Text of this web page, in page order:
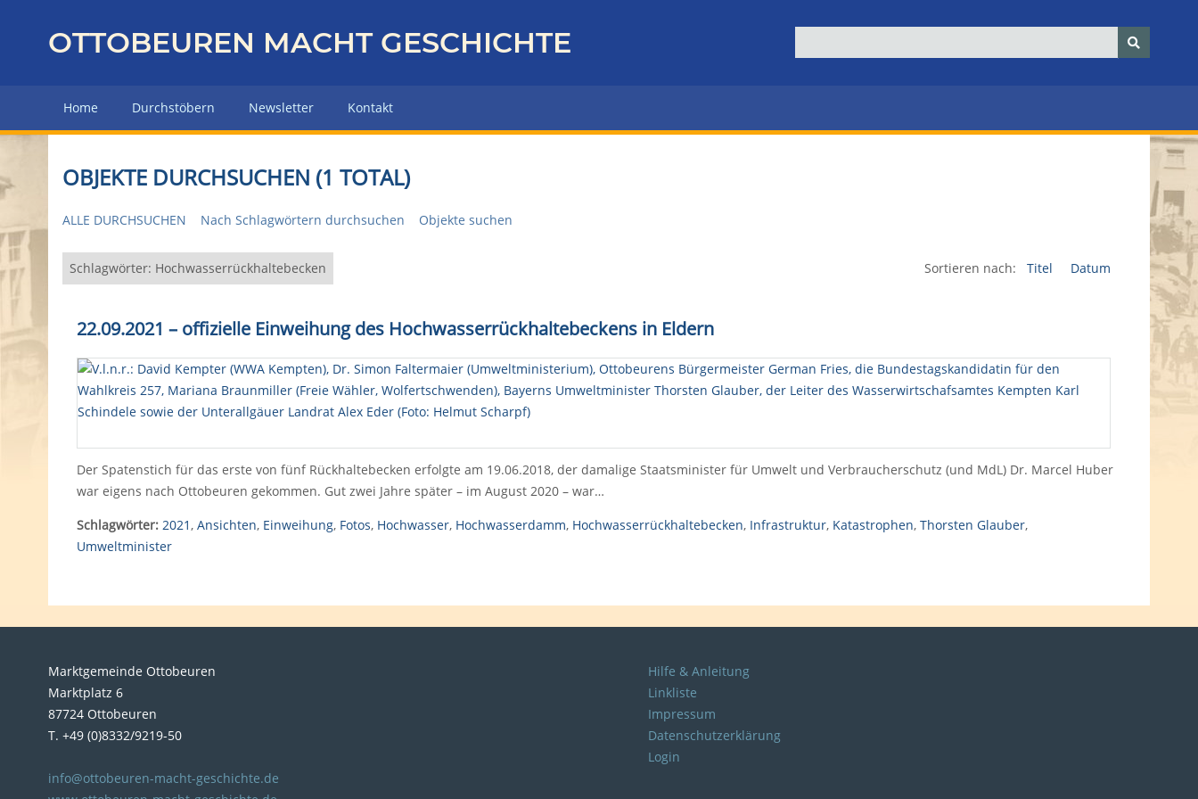
z
r
H
u
p
e
OTTOBEUREN MACHT GESCHICHTE
Home Durchstöbern Newsletter Kontakt
OBJEKTE DURCHSUCHEN (1 TOTAL)
ALLE DURCHSUCHEN Nach Schlagwörtern durchsuchen Objekte suchen
Schlagwörter: Hochwasserrückhaltebecken Sortieren nach: Titel Datum
22.09.2021 – offizielle Einweihung des Hochwasserrückhaltebeckens in Eldern
Der Spatenstich für das erste von fünf Rückhaltebecken erfolgte am 19.06.2018, der damalige Staatsminister für Umwelt und Verbraucherschutz (und MdL) Dr. Marcel Huber
war eigens nach Ottobeuren gekommen. Gut zwei Jahre später – im August 2020 – war…
Schlagwörter: 2021, Ansichten, Einweihung, Fotos, Hochwasser, Hochwasserdamm, Hochwasserrückhaltebecken, Infrastruktur, Katastrophen, Thorsten Glauber,
Umweltminister
Marktgemeinde Ottobeuren
Marktplatz 6
87724 Ottobeuren
T. +49 (0)8332/9219-50
info@ottobeuren-macht-geschichte.de
Hilfe & Anleitung
Linkliste
Impressum
Datenschutzerklärung
Login